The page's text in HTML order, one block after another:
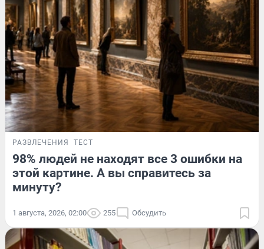
РАЗВЛЕЧЕНИЯ ТЕСТ
98% людей не находят все 3 ошибки на
этой картине. А вы справитесь за
минуту?
1 августа, 2026, 02:00 255 Обсудить